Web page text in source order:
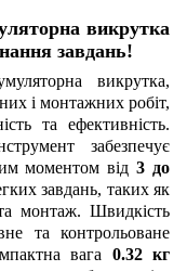
викрутка
завдань!
викрутка,
і монтажних робіт,
та ефективність.
забезпечує
моментом від3 до
завдань, таких як
монтаж. Швидкість
та контрольоване
вага 0.32 кг